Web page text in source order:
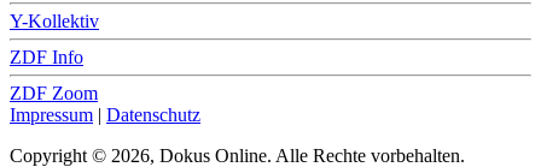
Y-Kollektiv
ZDF Info
ZDF Zoom
Impressum | Datenschutz
Copyright © 2026, Dokus Online. Alle Rechte vorbehalten.